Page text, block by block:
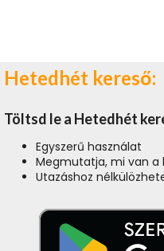
Hetedhét kereső:
Töltsd le a Hetedhét
Egyszerű használat
Megmutatja, mi van a
Utazáshoz